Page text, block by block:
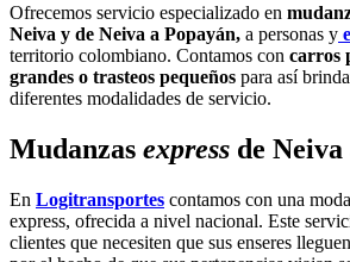
Ofrecemos servicio especializado en
Neiva y de Neiva a Popayán, a personas y
territorio colombiano. Contamos con carros
grandes o trasteos pequeños para así
diferentes modalidades de servicio.
Mudanzas express de Neiva
En Logitransportes contamos con una
express, ofrecida a nivel nacional. Este
clientes que necesiten que sus enseres